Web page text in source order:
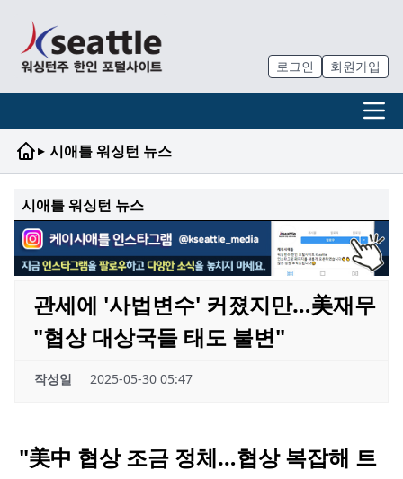
로그인 회원가입
▸ 시애틀 워싱턴 뉴스
시애틀 워싱턴 뉴스
관세에 '사법변수' 커졌지만…美재무
"협상 대상국들 태도 불변"
작성일 2025-05-30 05:47
"美中 협상 조금 정체…협상 복잡해 트